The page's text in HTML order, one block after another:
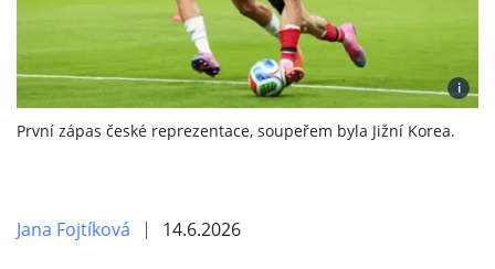
i
První zápas české reprezentace, soupeřem byla Jižní Korea.
Jana Fojtíková 14.6.2026